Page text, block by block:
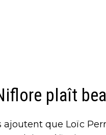
plaît
ajoutent que Loïc